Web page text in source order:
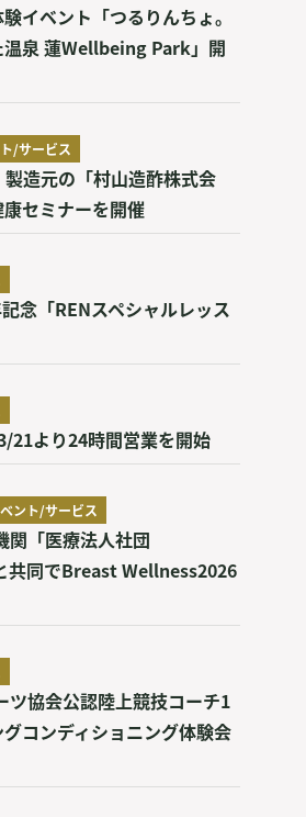
イベント「つるりんちょ。
泉 蓮Wellbeing Park」開
/サービス
造元の「村山造酢株式会
セミナーを開催
念「RENスペシャルレッス
21より24時間営業を開始
ント/サービス
関「医療法人社団
同でBreast Wellness2026
ツ協会公認陸上競技コーチ1
コンディショニング体験会